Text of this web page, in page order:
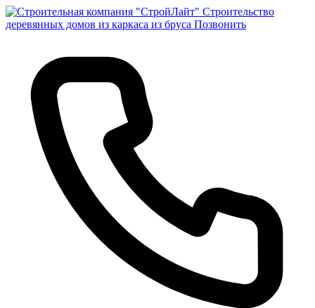
Строительство
деревянных домов из каркаса из бруса Позвонить